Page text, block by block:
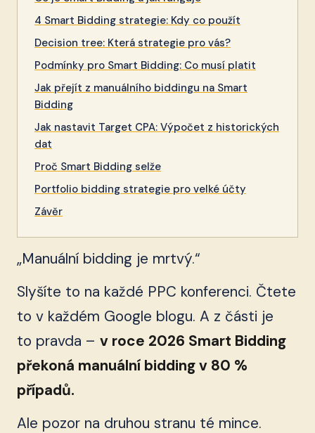
4 Smart Bidding strategie: Kdy co použít
Decision tree: Která strategie pro vás?
Podmínky pro Smart Bidding: Co musí platit
Jak přejít z manuálního biddingu na Smart
Bidding
Jak nastavit Target CPA: Výpočet z historických
dat
Proč Smart Bidding selže
Portfolio bidding strategie pro velké účty
Závěr
„Manuální bidding je mrtvý.“
Slyšíte to na každé PPC konferenci. Čtete
to v každém Google blogu. A z části je
to pravda – v roce 2026 Smart Bidding
překoná manuální bidding v 80 %
případů.
Ale pozor na druhou stranu té mince.